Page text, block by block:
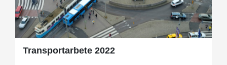
Transportarbete 2022